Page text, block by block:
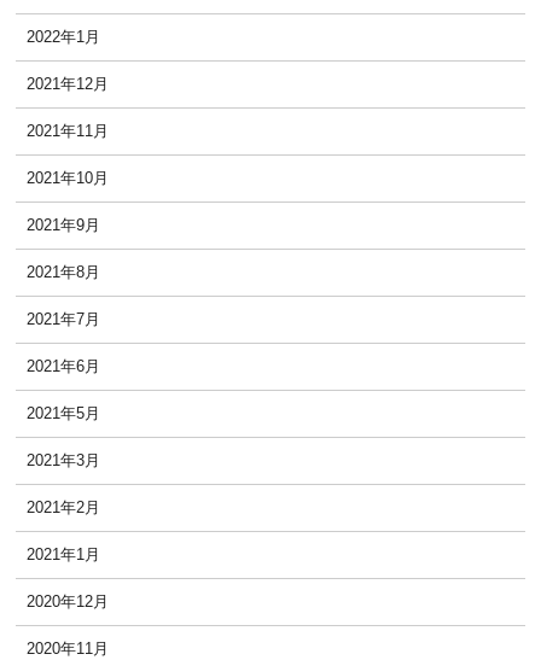
2022年1月
2021年12月
2021年11月
2021年10月
2021年9月
2021年8月
2021年7月
2021年6月
2021年5月
2021年3月
2021年2月
2021年1月
2020年12月
2020年11月